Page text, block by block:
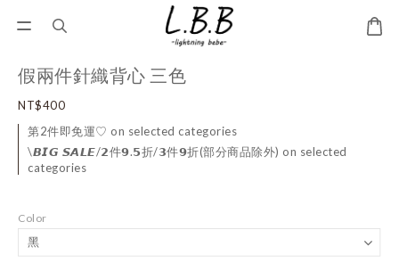
假兩件針織背心 三色
NT$400
第2件即免運♡ on selected categories
\𝘽𝙄𝙂 𝙎𝘼𝙇𝙀/𝟮件𝟵.𝟱折/𝟯件𝟵折(部分商品除外) on selected
categories
Color